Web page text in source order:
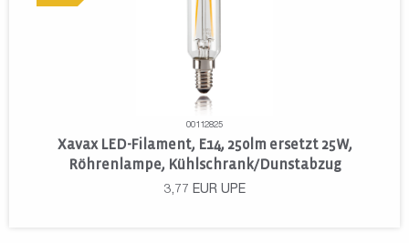
00112825
Xavax LED-Filament, E14, 250lm ersetzt 25W,
Röhrenlampe, Kühlschrank/Dunstabzug
3,77 EUR UPE